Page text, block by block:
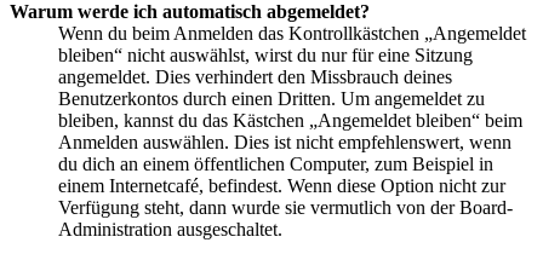
Warum werde ich automatisch abgemeldet?
Wenn du beim Anmelden das Kontrollkästchen „Angemeldet
bleiben“ nicht auswählst, wirst du nur für eine Sitzung
angemeldet. Dies verhindert den Missbrauch deines
Benutzerkontos durch einen Dritten. Um angemeldet zu
bleiben, kannst du das Kästchen „Angemeldet bleiben“ beim
Anmelden auswählen. Dies ist nicht empfehlenswert, wenn
du dich an einem öffentlichen Computer, zum Beispiel in
einem Internetcafé, befindest. Wenn diese Option nicht zur
Verfügung steht, dann wurde sie vermutlich von der Board-
Administration ausgeschaltet.